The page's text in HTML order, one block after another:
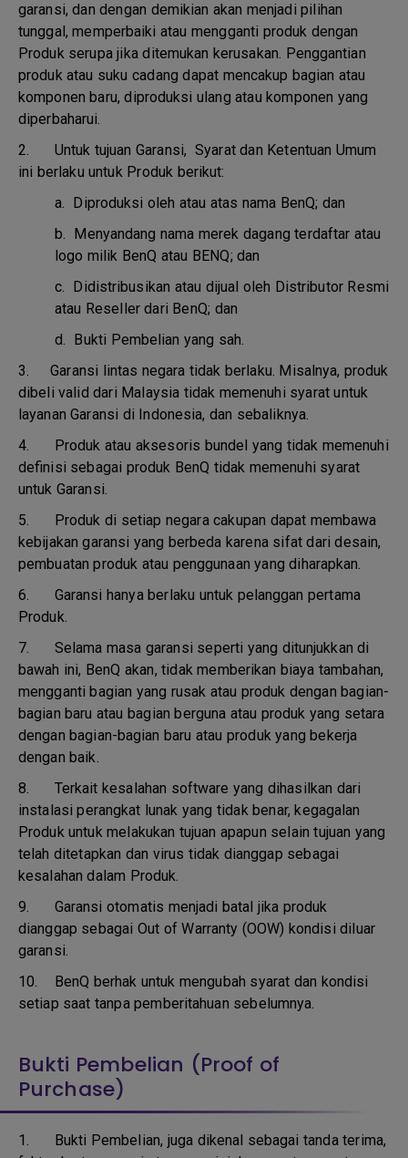
garansi, dan dengan demikian akan menjadi pilihan
tunggal, memperbaiki atau mengganti produk dengan
Produk serupa jika ditemukan kerusakan. Penggantian
produk atau suku cadang dapat mencakup bagian atau
komponen baru, diproduksi ulang atau komponen yang
diperbaharui.
2. Untuk tujuan Garansi, Syarat dan Ketentuan Umum
ini berlaku untuk Produk berikut:
a. Diproduksi oleh atau atas nama BenQ; dan
b. Menyandang nama merek dagang terdaftar atau
logo milik BenQ atau BENQ; dan
c. Didistribusikan atau dijual oleh Distributor Resmi
atau Reseller dari BenQ; dan
d. Bukti Pembelian yang sah.
3.Garansi lintas negara tidak berlaku. Misalnya, produk
dibeli valid dari Malaysia tidak memenuhi syarat untuk
layanan Garansi di Indonesia, dan sebaliknya.
4. Produk atau aksesoris bundel yang tidak memenuhi
definisi sebagai produk BenQ tidak memenuhi syarat
untuk Garansi.
5. Produk di setiap negara cakupan dapat membawa
kebijakan garansi yang berbeda karena sifat dari desain,
pembuatan produk atau penggunaan yang diharapkan.
6. Garansi hanya berlaku untuk pelanggan pertama
Produk.
7. Selama masa garansi seperti yang ditunjukkan di
bawah ini, BenQ akan, tidak memberikan biaya tambahan,
mengganti bagian yang rusak atau produk dengan bagian-
bagian baru atau bagian berguna atau produk yang setara
dengan bagian-bagian baru atau produk yang bekerja
dengan baik.
8. Terkait kesalahan software yang dihasilkan dari
instalasi perangkat lunak yang tidak benar, kegagalan
Produk untuk melakukan tujuan apapun selain tujuan yang
telah ditetapkan dan virus tidak dianggap sebagai
kesalahan dalam Produk.
9. Garansi otomatis menjadi batal jika produk
dianggap sebagai Out of Warranty (OOW) kondisi diluar
garansi.
10. BenQ berhak untuk mengubah syarat dan kondisi
setiap saat tanpa pemberitahuan sebelumnya.
Bukti Pembelian (Proof of
Purchase)
1. Bukti Pembelian, juga dikenal sebagai tanda terima,